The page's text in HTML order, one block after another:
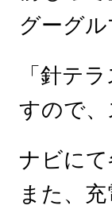
グーグ
「針テ
すので
ナビに
また、